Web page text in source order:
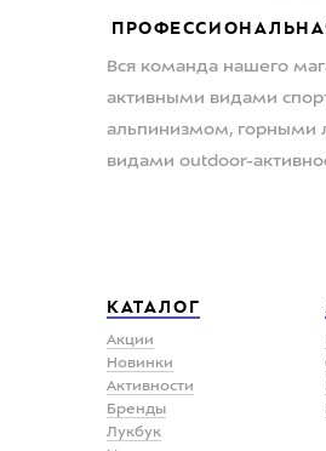
Вся команда нашего
активными видами
альпинизмом, горными
видами outdoor-
КАТАЛОГ
Акции
Новинки
Активности
Бренды
Лукбук